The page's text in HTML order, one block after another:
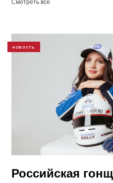
Смотреть все
НОВОСТЬ
Российская